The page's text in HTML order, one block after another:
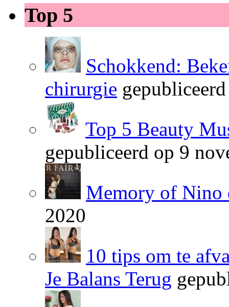
Top 5
Schokkend:
chirurgie
Top 5 Beauty
gepubliceerd op 9
Memory of Nino
2020
10 tips om te
Je Balans Terug